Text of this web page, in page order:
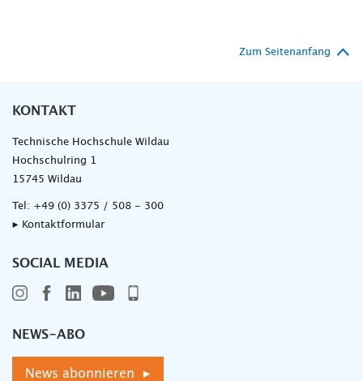
Zum Seitenanfang
KONTAKT
Technische Hochschule Wildau
Hochschulring 1
15745 Wildau
Tel: +49 (0) 3375 / 508 - 300
▸ Kontaktformular
SOCIAL MEDIA
NEWS-ABO
News abonnieren ▸